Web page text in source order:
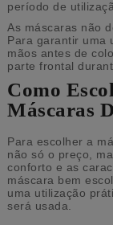
período de
As máscaras não
Para garantir uma
mãos antes de
parte frontal
Como
Máscaras
Para escolher a
não só o preço,
conforto e as
máscara bem
uma utilização
será usada.